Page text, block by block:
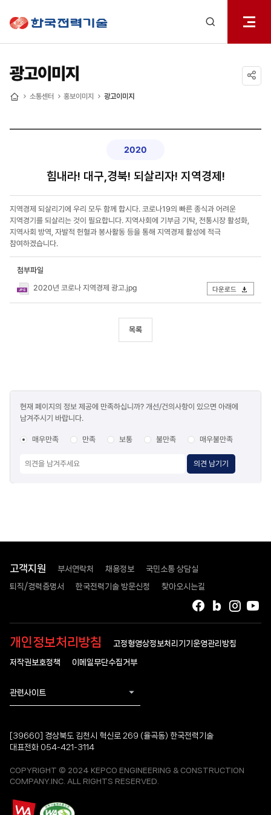
열기
광고이미지
소통센터 홍보이미지 광고이미지
힘내라! 대구,경북! 되살리자! 지역경제!
2020
지역경제 되살리기에 우리 모두 함께 합시다. 코로나19의 빠른 종식과 어려운
지역경기를 되살리는 것이 필요합니다. 지역사회에 기부금 기탁, 전통시장 활성화,
지역사회 방역, 자발적 헌혈과 봉사활동 등을 통해 지역경제 활성에 적극
참여하겠습니다.
첨부파일
2020년 코로나 지역경제 광고.jpg
다운로드
목록
만족도
조사
현재 페이지의 정보 제공에 만족하십니까? 개선/건의사항이 있으면 아래에
남겨주시기 바랍니다.
매우만족 만족 보통 불만족 매우불만족
의견 남기기
고객지원 부서연락처 채용정보 국민소통 상담실
퇴직/경력증명서 한국전력기술 방문신청 찾아오시는길
인스
블로그
페이스북
개인정보처리방침 고정형영상정보처리기기운영관리방침
저작권보호정책 이메일무단수집거부
관련사이트
[39660] 경상북도 김천시 혁신로 269 (율곡동) 한국전력기술
대표전화 054-421-3114
COPYRIGHT © 2024 KEPCO ENGINEERING & CONSTRUCTION
COMPANY.INC. ALL RIGHTS RESERVED.